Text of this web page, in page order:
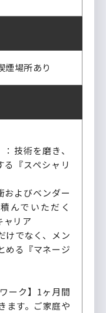
場所あり
技術を磨き、
『スペシャリ
よびベンダー
んでいただく
ャリア
けでなく、メン
める『マネージ
ーク】1ヶ月間
ます。ご家庭や